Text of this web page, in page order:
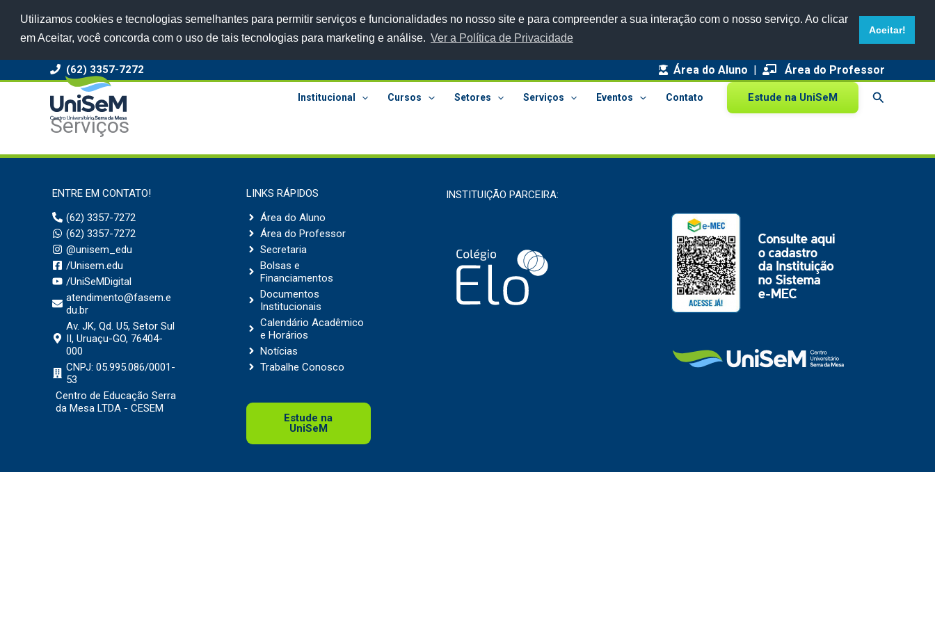
Utilizamos cookies e tecnologias semelhantes para permitir serviços e funcionalidades no nosso site e para compreender a sua interação com o nosso serviço. Ao clicar
em Aceitar, você concorda com o uso de tais tecnologias para marketing e análise. Ver a Política de Privacidade
Aceitar!
(62) 3357-7272 Área do Aluno | Área do Professor
Institucional Cursos Setores Serviços Eventos Contato Estude na UniSeM Pesquisar
Serviços
ENTRE EM CONTATO!
(62) 3357-7272
(62) 3357-7272
@unisem_edu
/Unisem.edu
/UniSeMDigital
atendimento@fasem.e
du.br
Av. JK, Qd. U5, Setor Sul
II, Uruaçu-GO, 76404-
000
CNPJ: 05.995.086/0001-
53
Centro de Educação Serra
da Mesa LTDA - CESEM
LINKS RÁPIDOS
Área do Aluno
Área do Professor
Secretaria
Bolsas e
Financiamentos
Documentos
Institucionais
Calendário Acadêmico
e Horários
Notícias
Trabalhe Conosco
Estude na
UniSeM
INSTITUIÇÃO PARCEIRA: